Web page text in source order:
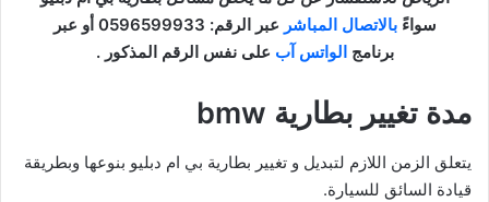
سواءًبالاتصال المباشر
عبر الرقم: 0596599933 أو عبر
برنامج الواتس آب على نفس الرقم المذكور .
مدة تغيير بطارية bmw
يتعلق الزمن اللازم لتبديل و تغيير بطارية بي ام دبليو بنوعها وبطريقة
قيادة السائق للسيارة.